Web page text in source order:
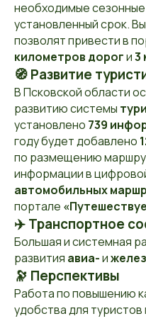
необходимые
установленный срок.
позволят привести в
километров дороги3
🧭 Развитие
В Псковской области
развитию системы
установлено 739
году будет добавлено
по размещению
информации в
автомобильных
портале
✈️ Транспортное
Большая и системная
развития авиа-и
🔭 Перспективы
Работа по повышению
удобства для